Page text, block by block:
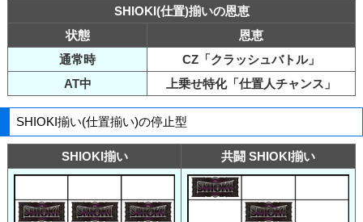
SHIOKI(仕置)揃いの恩恵
状態
恩恵
通常時
CZ「クラッシュバトル」
AT中
上乗せ特化「仕置人チャンス」
SHIOKI揃い(仕置揃い)の停止型
SHIOKI揃い 共闘 SHIOKI揃い